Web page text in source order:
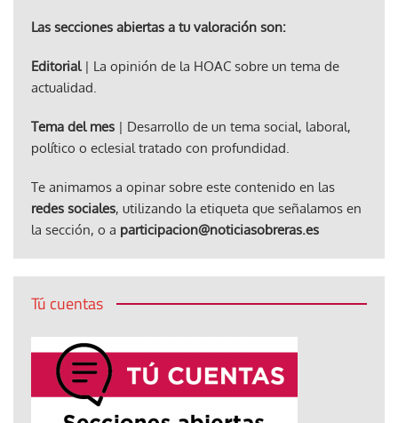
Las secciones abiertas a tu valoración son:
Editorial| La opinión de la HOAC sobre un tema de
actualidad.
Tema del mes | Desarrollo de un tema social, laboral,
político o eclesial tratado con profundidad.
Te animamos a opinar sobre este contenido en las
redes sociales, utilizando la etiqueta que señalamos en
la sección, o a participacion@noticiasobreras.es
Tú cuentas